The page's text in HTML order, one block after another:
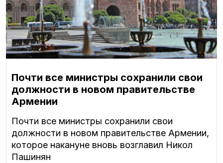
Почти все министры сохранили свои
должности в новом правительстве
Армении
Почти все министры сохранили свои
должности в новом правительстве Армении,
которое накануне вновь возглавил Никол
Пашинян